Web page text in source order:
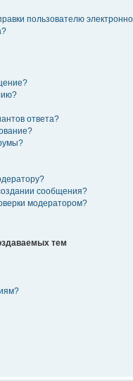
пользователю
ответа?
сообщения?
модератором?
тем